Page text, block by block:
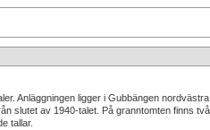
Anläggningen ligger i Gubbängen nordvästra
slutet av 1940-talet. På granntomten finns två
tallar.